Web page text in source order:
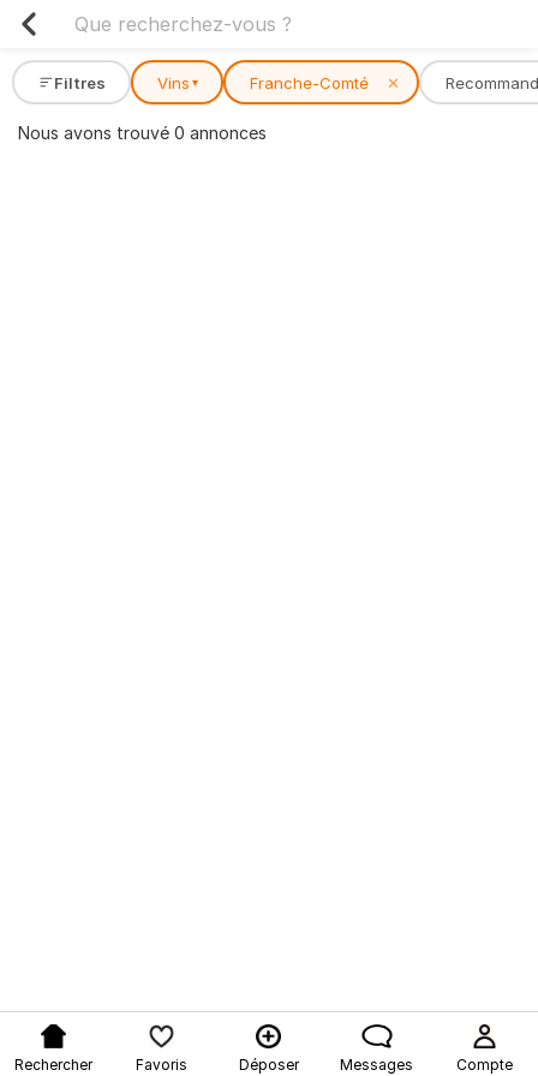
Filtres Vins ▾ Franche-Comté ✕
Nous avons trouvé 0 annonces
Rechercher Favoris Déposer Messages Compte